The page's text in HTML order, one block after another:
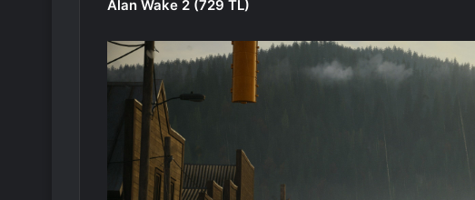
Alan Wake 2 (729 TL)